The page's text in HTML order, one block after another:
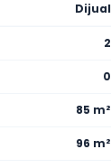
Dijual
2
0
85 m²
96 m²